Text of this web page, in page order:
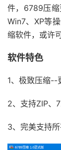
件，6789压缩
Win7、XP等
缩软件，或许
软件特色
1、极致压缩--
2、支持ZIP、
3、完美支持